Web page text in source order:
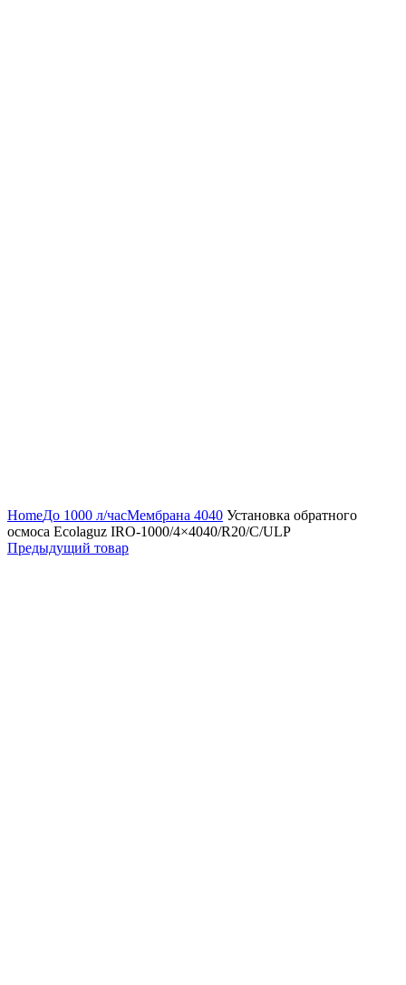
HomeДо 1000 л/часМембрана 4040 Установка обратного
осмоса Ecolaguz IRO-1000/4×4040/R20/C/ULP
Предыдущий товар